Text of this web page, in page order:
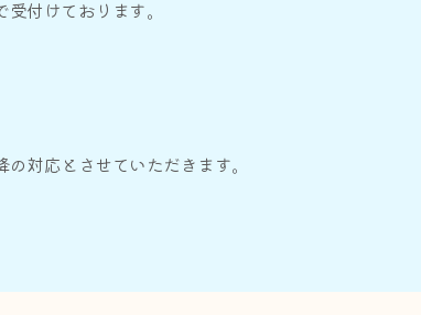
付けております。
対応とさせていただきます。